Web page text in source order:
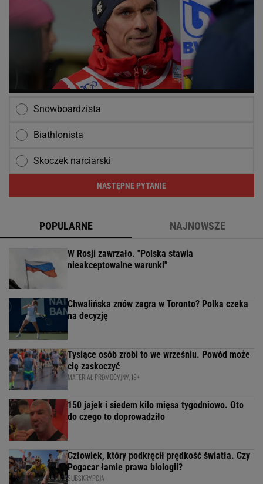
Snowboardzista
Biathlonista
Skoczek narciarski
NASTĘPNE PYTANIE
POPULARNE NAJNOWSZE
W Rosji zawrzało. "Polska stawia
nieakceptowalne warunki"
Chwalińska znów zagra w Toronto? Polka czeka
na decyzję
Tysiące osób zrobi to we wrześniu. Powód może
cię zaskoczyć
MATERIAŁ PROMOCYJNY, 18+
150 jajek i siedem kilo mięsa tygodniowo. Oto
do czego to doprowadziło
Człowiek, który podkręcił prędkość światła. Czy
Pogacar łamie prawa biologii?
SUBSKRYPCJA